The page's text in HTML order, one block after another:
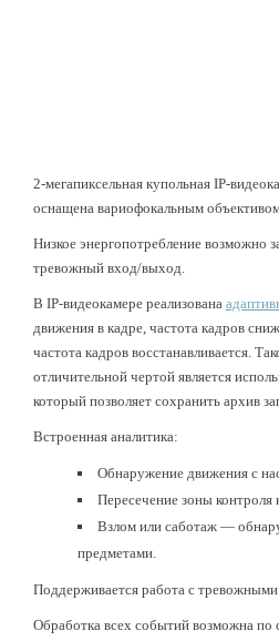
2-мегапиксельная купольная IP-
оснащена вариофокальным
Низкое энергопотребление возможно
тревожный вход/выход.
В IP-видеокамере реализована
движения в кадре, частота кадров
частота кадров восстанавливается.
отличительной чертой является
который позволяет сохранить архив
Встроенная аналитика:
Обнаружение движения с
Пересечение зоны контроля
Взлом или саботаж —
предметами.
Поддерживается работа с
Обработка всех событий возможна